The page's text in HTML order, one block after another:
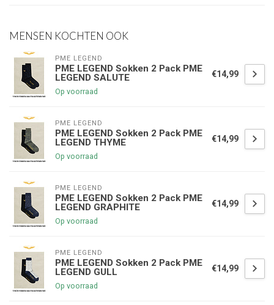
MENSEN KOCHTEN OOK
PME LEGEND
PME LEGEND Sokken 2 Pack PME
LEGEND SALUTE
Op voorraad
€14,99
PME LEGEND
PME LEGEND Sokken 2 Pack PME
LEGEND THYME
Op voorraad
€14,99
PME LEGEND
PME LEGEND Sokken 2 Pack PME
LEGEND GRAPHITE
Op voorraad
€14,99
PME LEGEND
PME LEGEND Sokken 2 Pack PME
LEGEND GULL
Op voorraad
€14,99